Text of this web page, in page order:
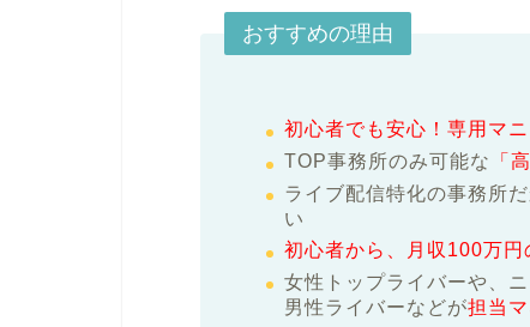
おすすめの理由
初心者でも安心！専用マ
TOP事務所のみ可能な
「
ライブ配信特化の事務所
い
初心者から、月収100万円
女性トップライバーや、
男性ライバーなどが担当